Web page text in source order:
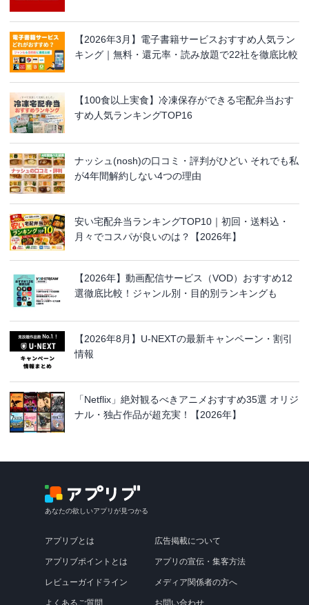
【2026年3月】電子書籍サービスおすすめ人気ラン
キング｜無料・還元率・読み放題で22社を徹底比較
【100食以上実食】冷凍保存ができる宅配弁当おす
すめ人気ランキングTOP16
ナッシュ(nosh)の口コミ・評判がひどい それでも私
が4年間解約しない4つの理由
安い宅配弁当ランキングTOP10｜初回・送料込・
月々でコスパが良いのは？【2026年】
【2026年】動画配信サービス（VOD）おすすめ12
選徹底比較！ジャンル別・目的別ランキングも
【2026年8月】U-NEXTの最新キャンペーン・割引
情報
「Netflix」絶対観るべきアニメおすすめ35選 オリジ
ナル・独占作品が超充実！【2026年】
あなたの欲しいアプリが見つかる
アプリブとは
アプリブポイントとは
レビューガイドライン
広告掲載について
アプリの宣伝・集客方法
メディア関係者の方へ